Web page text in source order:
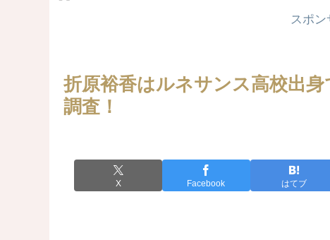
スポン
折原裕香はルネサンス高校出
調査！
X Facebook はてブ